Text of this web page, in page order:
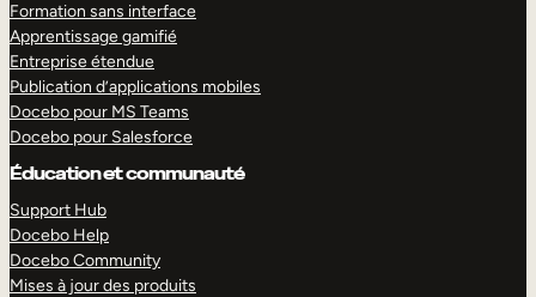
Formation sans interface
Apprentissage gamifié
Entreprise étendue
Publication d’applications mobiles
Docebo pour MS Teams
Docebo pour Salesforce
Éducation et communauté
Support Hub
Docebo Help
Docebo Community
Mises à jour des produits